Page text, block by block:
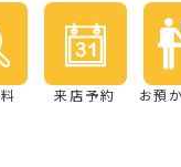
来店予約 お預